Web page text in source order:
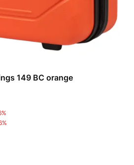
149 BC orange